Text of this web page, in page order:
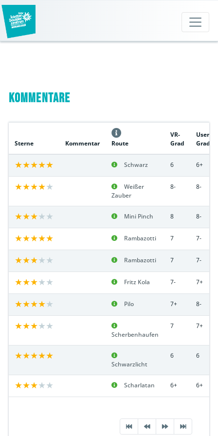
Kommentare
Sterne Kommentar Route
VR-
Grad
User
Grad
Schwarz 6 6+
Weißer
Zauber
8- 8-
Mini Pinch 8 8-
Rambazotti 7 7-
Rambazotti 7 7-
Fritz Kola 7- 7+
Pilo 7+ 8-
Scherbenhaufen
7 7+
Schwarzlicht
6 6
Scharlatan 6+ 6+